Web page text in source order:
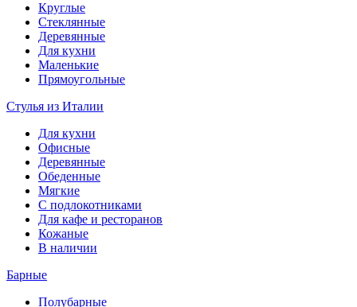
Круглые
Стеклянные
Деревянные
Для кухни
Маленькие
Прямоугольные
Стулья из Италии
Для кухни
Офисные
Деревянные
Обеденные
Мягкие
С подлокотниками
Для кафе и ресторанов
Кожаные
В наличии
Барные
Полубарные